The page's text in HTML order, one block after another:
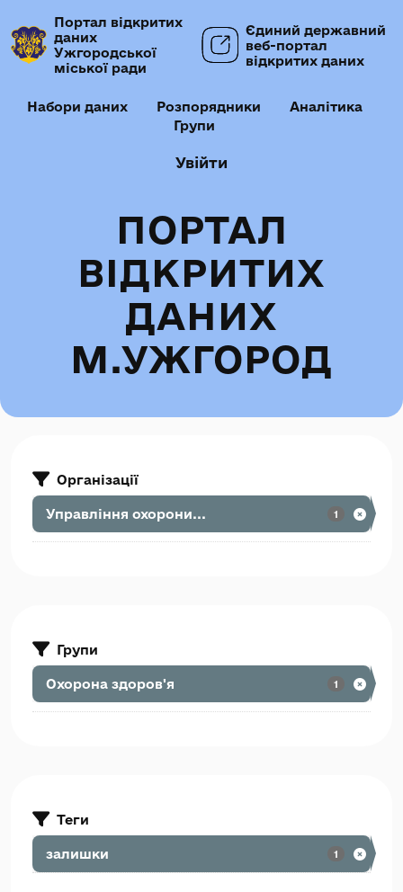
Портал відкритих
даних
Ужгородської
міської ради
Єдиний державний
веб-портал
відкритих даних
Набори даних Розпорядники
Аналітика
Групи
Увійти
ПОРТАЛ
ВІДКРИТИХ
ДАНИХ
М.УЖГОРОД
Організації
Управління охорони... 1
Групи
Охорона здоров'я 1
Теги
залишки 1